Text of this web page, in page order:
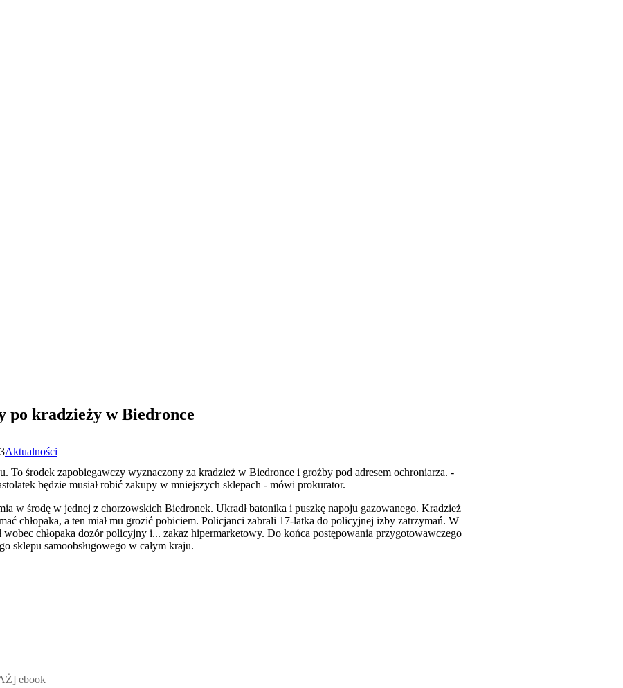
po kradzieży w Biedronce
Aktualności
To środek zapobiegawczy wyznaczony za kradzież w Biedronce i groźby pod adresem ochroniarza. -
będzie musiał robić zakupy w mniejszych sklepach - mówi prokurator.
w środę w jednej z chorzowskich Biedronek. Ukradł batonika i puszkę napoju gazowanego. Kradzież
chłopaka, a ten miał mu grozić pobiciem. Policjanci zabrali 17-latka do policyjnej izby zatrzymań. W
chłopaka dozór policyjny i... zakaz hipermarketowy. Do końca postępowania przygotowawczego
sklepu samoobsługowego w całym kraju.
ebook